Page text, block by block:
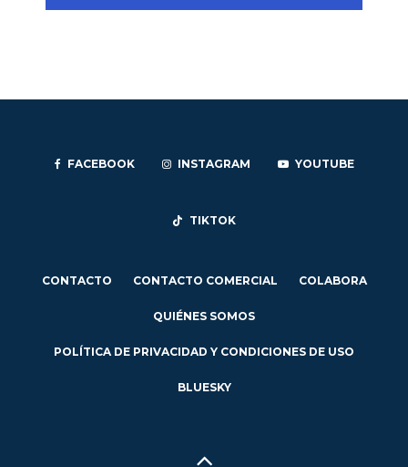
FACEBOOK INSTAGRAM YOUTUBE
TIKTOK
CONTACTO CONTACTO COMERCIAL COLABORA
QUIÉNES SOMOS
POLÍTICA DE PRIVACIDAD Y CONDICIONES DE USO
BLUESKY